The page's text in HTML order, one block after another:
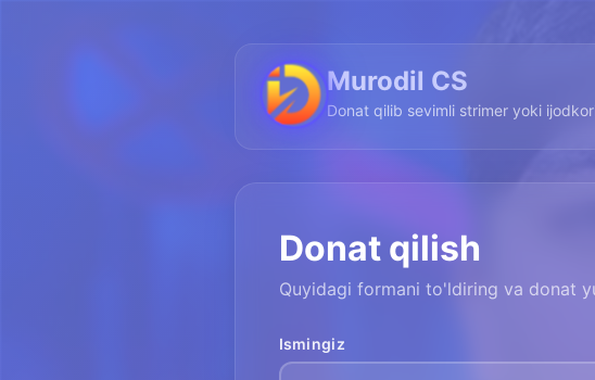
Murodil CS
Donat qilib sevimli strimer yoki
Donat qilish
Quyidagi formani to'ldiring va donat
Ismingiz